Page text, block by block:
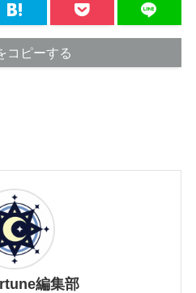
コピーする
編集部